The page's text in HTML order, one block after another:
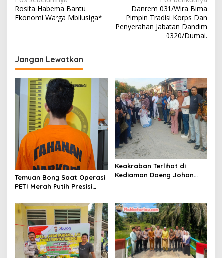
a
g
a
s
i
p
o
s
Rosita Habema Bantu
Ekonomi Warga Mbilusiga*
Danrem 031/Wira Bima
Pimpin Tradisi Korps Dan
Penyerahan Jabatan Dandim
0320/Dumai.
Jangan Lewatkan
Temuan Bong Saat Operasi
PETI Merah Putih Presisi
Pengungkapan 23 Paket
Sabu
Keakraban Terlihat di
Kediaman Daeng Johan
Dalam Rangka Acara Rutin
Grup Info Lalu Lintas
sekaligus Doa Syukuran
Menempati Rumah.